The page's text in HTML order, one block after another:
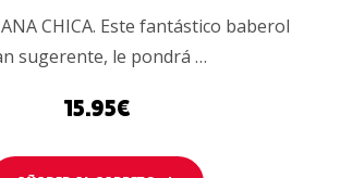
CHICA. Este fantástico baberol
sugerente, le pondrá …
15.95€